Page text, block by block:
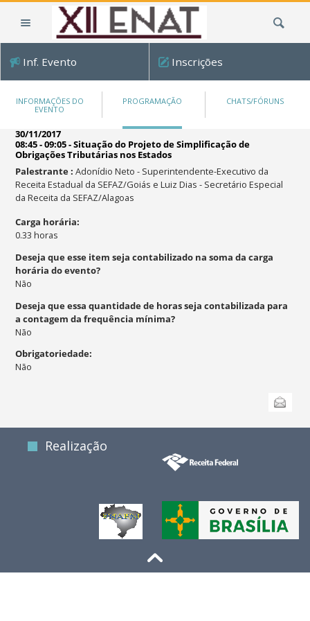
Inf. Evento Inscrições
INFORMAÇÕES DO
EVENTO
PROGRAMAÇÃO CHATS/FÓRUNS
30/11/2017
08:45 - 09:05-Situação do Projeto de Simplificação de
Obrigações Tributárias nos Estados
Palestrante: Adonídio Neto - Superintendente-Executivo da
Receita Estadual da SEFAZ/Goiás e Luiz Dias - Secretário Especial
da Receita da SEFAZ/Alagoas
Carga horária:
0.33horas
Deseja que esse item seja contabilizado na soma da carga
horária do evento?
Não
Deseja que essa quantidade de horas seja contabilizada para
a contagem da frequência mínima?
Não
Obrigatoriedade:
Não
Realização